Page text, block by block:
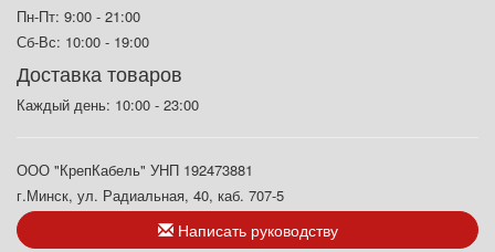
Пн-Пт: 9:00 - 21:00
Сб-Вс: 10:00 - 19:00
Доставка товаров
Каждый день: 10:00 - 23:00
ООО "КрепКабель" УНП 192473881
г.Минск, ул. Радиальная, 40, каб. 707-5
Написать руководству